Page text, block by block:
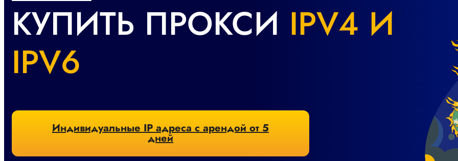
КУПИТЬ ПРОКСИ IPV4 И
IPV6
Индивидуальные IP адреса с арендой от 5
дней